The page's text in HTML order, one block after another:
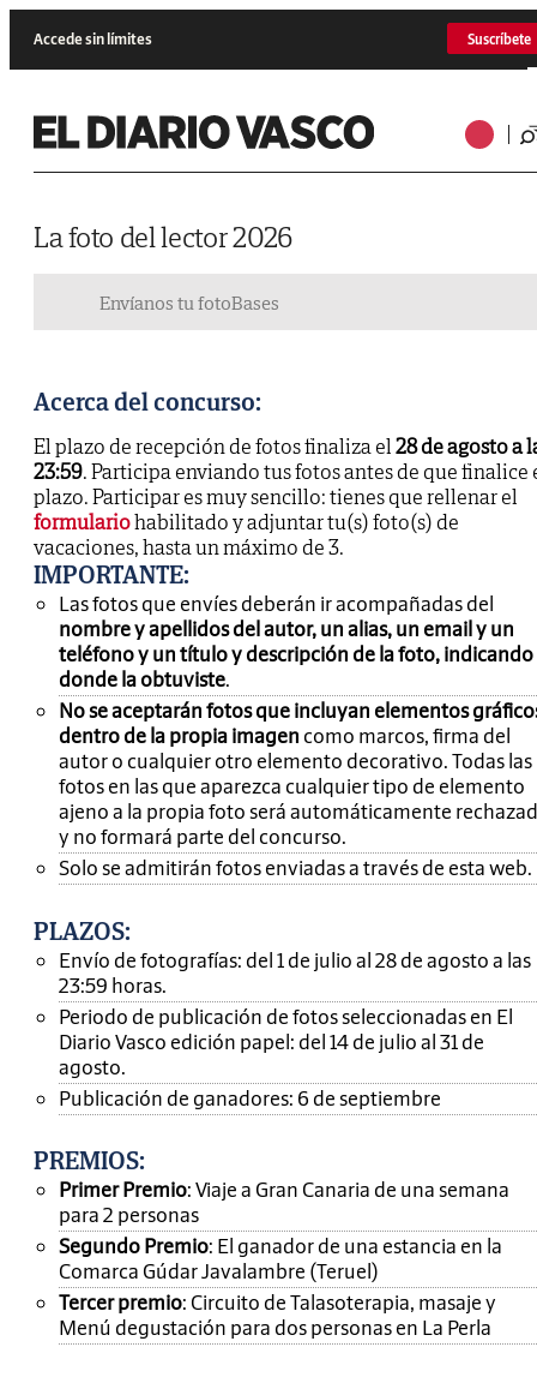
Accede sin límites Suscríbete
La foto del lector 2026
Envíanos tu fotoBases
Acerca del concurso:
El plazo de recepción de fotos finaliza el28 de agosto a
23:59. Participa enviando tus fotos antes de que finalice
plazo. Participar es muy sencillo: tienes que rellenar el
formulariohabilitado y adjuntar tu(s) foto(s) de
vacaciones, hasta un máximo de 3.
IMPORTANTE:
Las fotos que envíes deberán ir acompañadas del
nombre y apellidos del autor, un alias, un email y un
teléfono y un título y descripción de la foto, indicando
donde la obtuviste.
No se aceptarán fotos que incluyan elementos
dentro de la propia imagen como marcos, firma del
autor o cualquier otro elemento decorativo. Todas las
fotos en las que aparezca cualquier tipo de elemento
ajeno a la propia foto será automáticamente
y no formará parte del concurso.
Solo se admitirán fotos enviadas a través de esta web.
PLAZOS:
Envío de fotografías: del 1 de julio al 28 de agosto a las
23:59 horas.
Periodo de publicación de fotos seleccionadas en El
Diario Vasco edición papel: del 14 de julio al 31 de
agosto.
Publicación de ganadores: 6 de septiembre
PREMIOS:
Primer Premio: Viaje a Gran Canaria de una semana
para 2 personas
Segundo Premio: El ganador de una estancia en la
Comarca Gúdar Javalambre (Teruel)
Tercer premio: Circuito de Talasoterapia, masaje y
Menú degustación para dos personas en La Perla